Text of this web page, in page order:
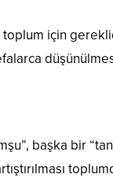
toplum için
başka bir